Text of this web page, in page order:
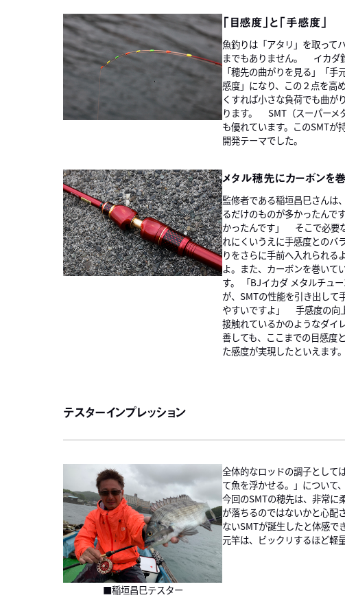
「目感度」と「手感度」
魚釣りは「アタリ」を取って
までもありません。 イカダ
「穂先の曲がりを見る」「
感度」になり、この２点を高
くすれば小さな負荷でも曲が
ります。 SMT（スーパーメ
も優れています。このSMTが
開発テーマでした。
メタル穂先にカーボンを
監修者である稲垣昌巳さんは
るだけのものが多かったんで
かったんです」 そこで必要
れにくいうえに手感度とのバ
りをさらに手前へ入れられる
よ。また、カーボンを巻いて
す。 「BJイカダ メタルチュ
が、SMTの性能を引き出して
やすいですよ」 手感度の向
接触れているかのようなダイ
善しても、ここまでの目感度
た感度が実現したといえます
テスターインプレッション
■稲垣昌巳テスター
全体的なロッドの調子として
て魚を浮かせる。」について
今回のSMTの穂先は、非常に
が落ちるのではないかと心配
ないSMTが誕生したと体感で
元竿は、ビックリするほど軽